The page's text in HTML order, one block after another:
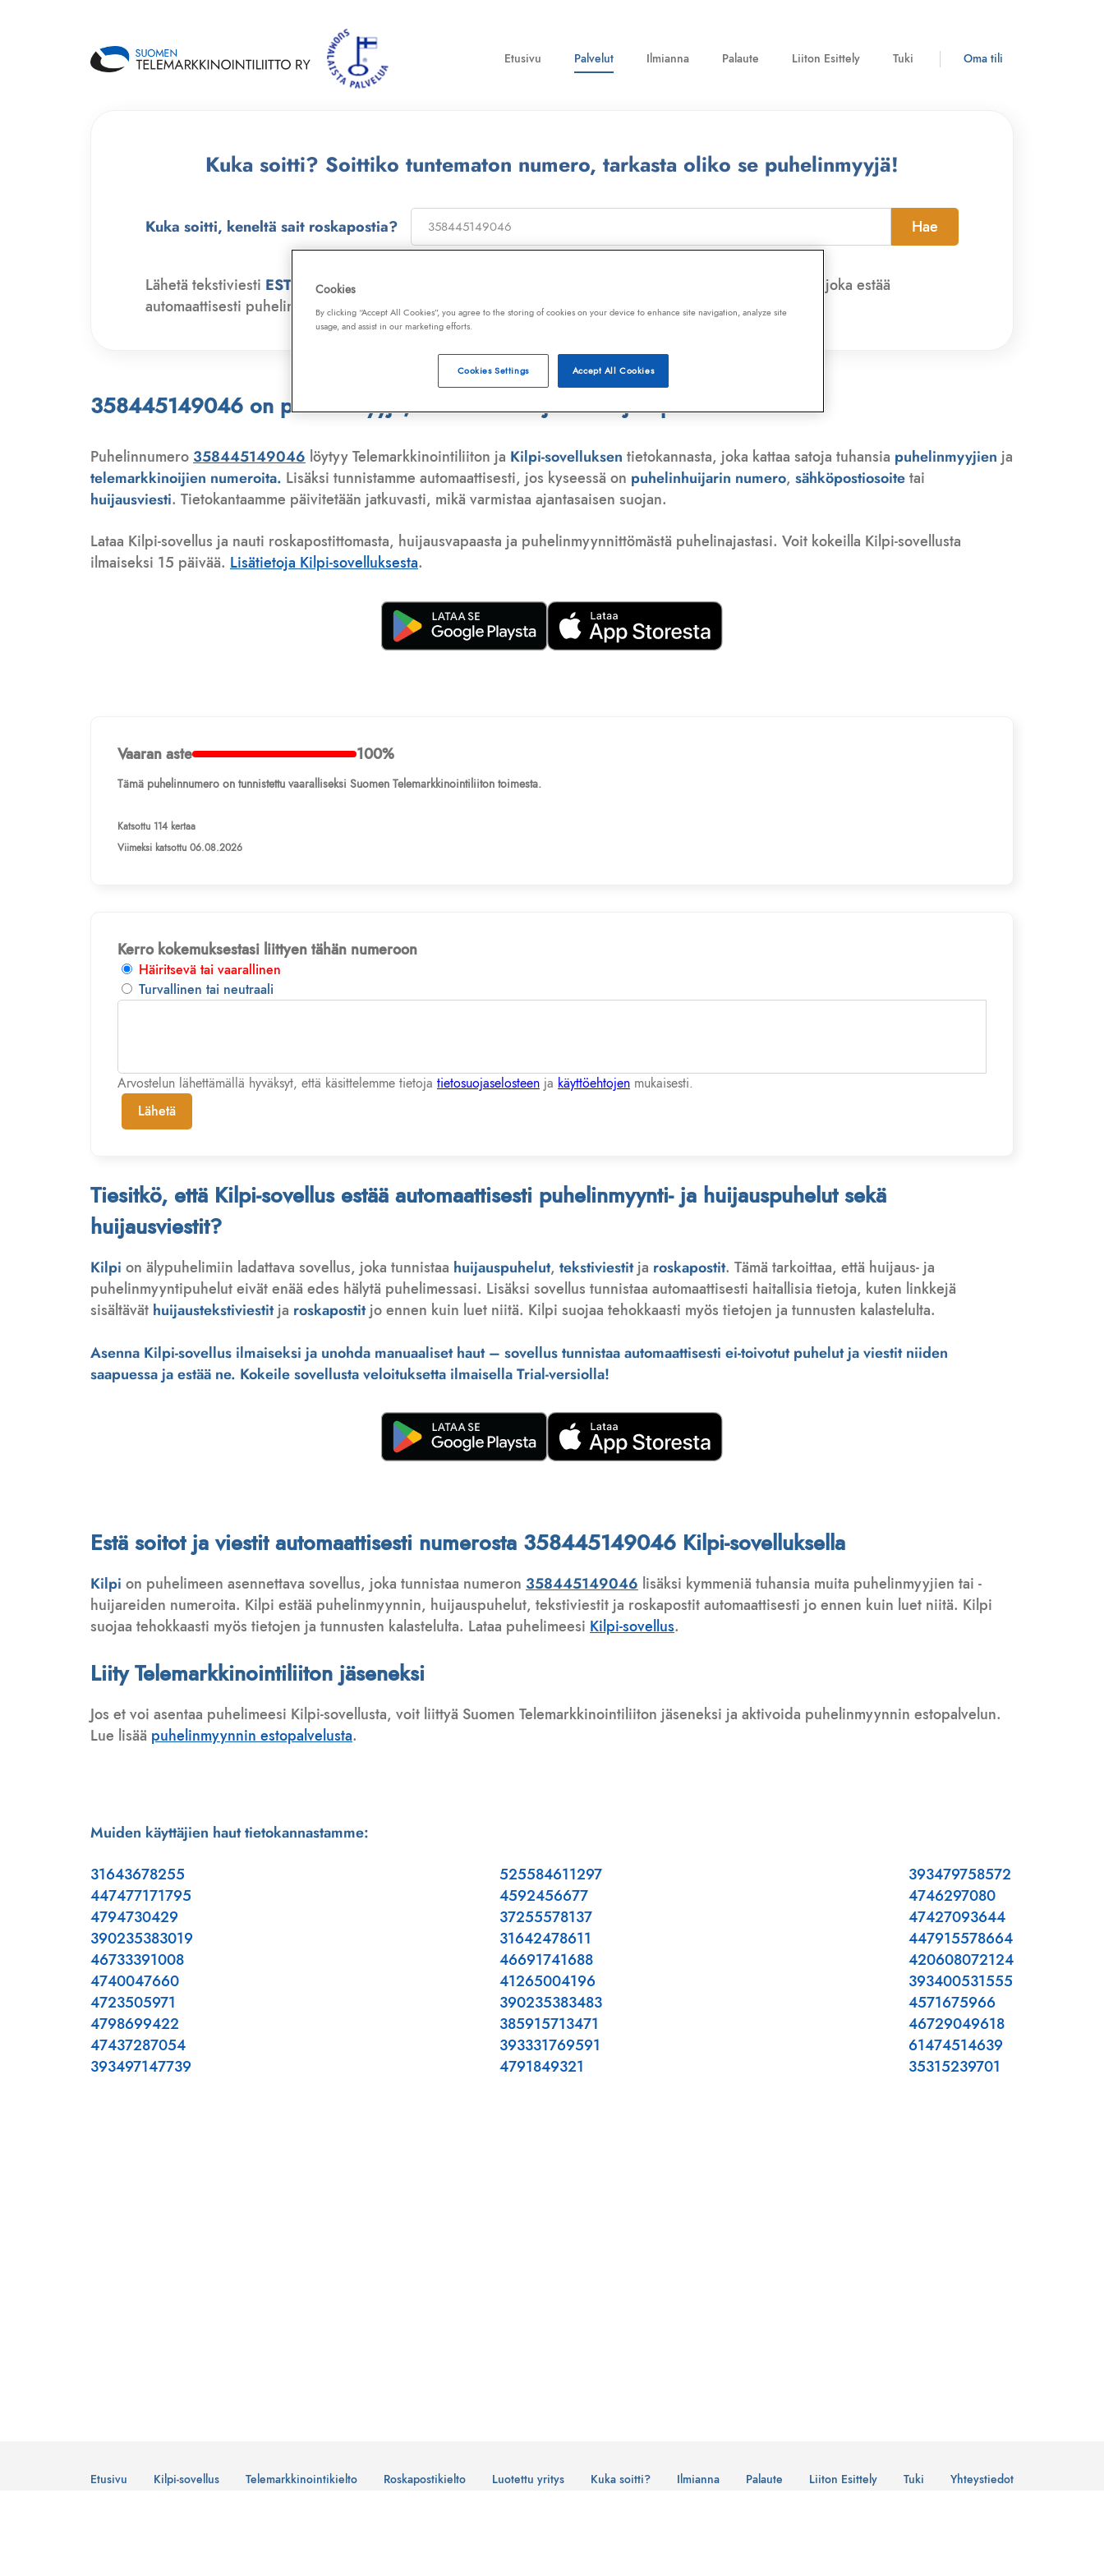
Etusivu Palvelut Ilmianna Palaute Liiton Esittely Tuki Oma tili
Kuka soitti? Soittiko tuntematon numero, tarkasta oliko se puhelinmyyjä!
Kuka soitti, keneltä sait roskapostia? Hae
Lähetä tekstiviesti ESTO numeroon
, niin saat laajan telemarkkinointikiellon ja Kilpi-sovelluksen, joka estää
automaattisesti puhelinmyyjien soitot, huijaussoitot, huijausviestit ja roskapostit.
358445149046 on puhelinmyyjä, telemarkkinoija tai huijauspuhelu
Puhelinnumero 358445149046 löytyy Telemarkkinointiliiton ja Kilpi-sovelluksen tietokannasta, joka kattaa satoja tuhansia puhelinmyyjien ja
telemarkkinoijien numeroita. Lisäksi tunnistamme automaattisesti, jos kyseessä on puhelinhuijarin numero, sähköpostiosoitetai
huijausviesti. Tietokantaamme päivitetään jatkuvasti, mikä varmistaa ajantasaisen suojan.
Lataa Kilpi-sovellus ja nauti roskapostittomasta, huijausvapaasta ja puhelinmyynnittömästä puhelinajastasi. Voit kokeilla Kilpi-sovellusta
ilmaiseksi 15 päivää. Lisätietoja Kilpi-sovelluksesta.
Vaaran aste 100%
Tämä puhelinnumero on tunnistettu vaaralliseksi Suomen Telemarkkinointiliiton toimesta.
Katsottu 114 kertaa
Viimeksi katsottu 06.08.2026
Kerro kokemuksestasi liittyen tähän numeroon
Häiritsevä tai vaarallinen
Turvallinen tai neutraali
Arvostelun lähettämällä hyväksyt, että käsittelemme tietoja tietosuojaselosteen ja käyttöehtojen mukaisesti.
Lähetä
Tiesitkö, että Kilpi-sovellus estää automaattisesti puhelinmyynti- ja huijauspuhelut sekä
huijausviestit?
Kilpi on älypuhelimiin ladattava sovellus, joka tunnistaa huijauspuhelut, tekstiviestitja roskapostit. Tämä tarkoittaa, että huijaus- ja
puhelinmyyntipuhelut eivät enää edes hälytä puhelimessasi. Lisäksi sovellus tunnistaa automaattisesti haitallisia tietoja, kuten linkkejä
sisältävät huijaustekstiviestitja roskapostitjo ennen kuin luet niitä. Kilpi suojaa tehokkaasti myös tietojen ja tunnusten kalastelulta.
Asenna Kilpi-sovellus ilmaiseksi ja unohda manuaaliset haut – sovellus tunnistaa automaattisesti ei-toivotut puhelut ja viestit niiden
saapuessa ja estää ne. Kokeile sovellusta veloituksetta ilmaisella Trial-versiolla!
Estä soitot ja viestit automaattisesti numerosta 358445149046 Kilpi-sovelluksella
Kilpi on puhelimeen asennettava sovellus, joka tunnistaa numeron 358445149046 lisäksi kymmeniä tuhansia muita puhelinmyyjien tai -
huijareiden numeroita. Kilpi estää puhelinmyynnin, huijauspuhelut, tekstiviestit ja roskapostit automaattisesti jo ennen kuin luet niitä. Kilpi
suojaa tehokkaasti myös tietojen ja tunnusten kalastelulta. Lataa puhelimeesi Kilpi-sovellus.
Liity Telemarkkinointiliiton jäseneksi
Jos et voi asentaa puhelimeesi Kilpi-sovellusta, voit liittyä Suomen Telemarkkinointiliiton jäseneksi ja aktivoida puhelinmyynnin estopalvelun.
Lue lisää puhelinmyynnin estopalvelusta.
Muiden käyttäjien haut tietokannastamme:
31643678255
447477171795
4794730429
390235383019
46733391008
4740047660
4723505971
4798699422
47437287054
393497147739
525584611297
4592456677
37255578137
31642478611
46691741688
41265004196
390235383483
385915713471
393331769591
4791849321
393479758572
4746297080
47427093644
447915578664
420608072124
393400531555
4571675966
46729049618
61474514639
35315239701
Etusivu Kilpi-sovellus Telemarkkinointikielto Roskapostikielto Luotettu yritys Kuka soitti? Ilmianna Palaute Liiton Esittely Tuki
Yhteystiedot
Cookies
By clicking “Accept All Cookies”, you agree to the storing of cookies on your device to enhance site navigation, analyze site
usage, and assist in our marketing efforts.
Accept All Cookies
Cookies Settings